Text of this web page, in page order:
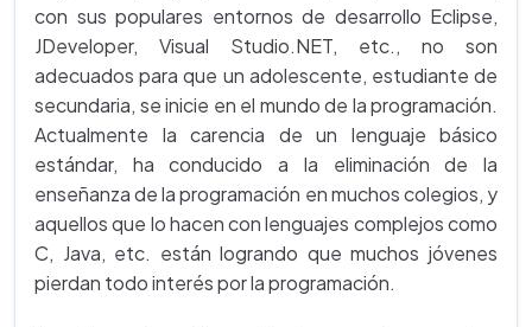
con sus populares entornos de desarrollo Eclipse,
JDeveloper, Visual Studio.NET, etc., no son
adecuados para que un adolescente, estudiante de
secundaria, se inicie en el mundo de la programación.
Actualmente la carencia de un lenguaje básico
estándar, ha conducido a la eliminación de la
enseñanza de la programación en muchos colegios, y
aquellos que lo hacen con lenguajes complejos como
C, Java, etc. están logrando que muchos jóvenes
pierdan todo interés por la programación.